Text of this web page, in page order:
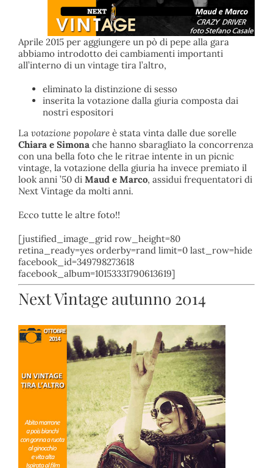
Aprile 2015 per aggiungere un pò di pepe alla gara
abbiamo introdotto dei cambiamenti importanti
all’interno di un vintage tira l’altro,
eliminato la distinzione di sesso
inserita la votazione dalla giuria composta dai
nostri espositori
La votazione popolare è stata vinta dalle due sorelle
Chiara e Simona che hanno sbaragliato la concorrenza
con una bella foto che le ritrae intente in un picnic
vintage, la votazione della giuria ha invece premiato il
look anni ’50 di Maud e Marco, assidui frequentatori di
Next Vintage da molti anni.
Ecco tutte le altre foto!!
[justified_image_grid row_height=80
retina_ready=yes orderby=rand limit=0 last_row=hide
facebook_id=349798273618
facebook_album=10153331790613619]
Next Vintage autunno 2014